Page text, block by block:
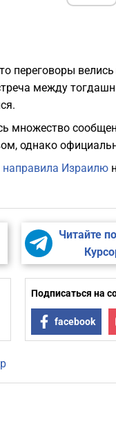
переговоры
между
множество
однако
направила Израилю
Читайте
Подписаться на
facebook